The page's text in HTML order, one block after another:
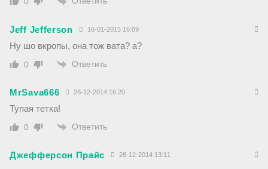
Jeff Jefferson 16-01-2015 16:09
Ну шо вкропы, она тож вата? а?
0 Ответить
MrSava666 28-12-2014 16:20
Тупая тетка!
0 Ответить
Джефферсон Прайс 28-12-2014 13:11